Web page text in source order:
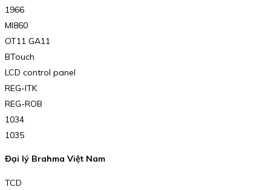
1966
MI860
OT11 GA11
BTouch
LCD control panel
REG-ITK
REG-ROB
1034
1035
Đại lý Brahma Việt Nam
TCD